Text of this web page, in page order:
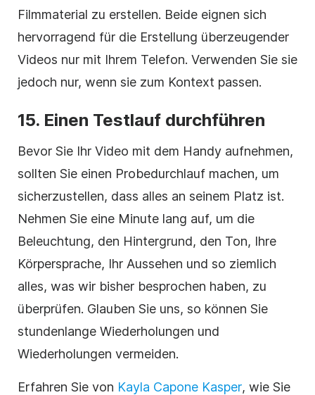
Filmmaterial zu erstellen. Beide eignen sich
hervorragend für die Erstellung überzeugender
Videos nur mit Ihrem Telefon. Verwenden Sie sie
jedoch nur, wenn sie zum Kontext passen.
15. Einen Testlauf durchführen
Bevor Sie Ihr Video mit dem Handy aufnehmen,
sollten Sie einen Probedurchlauf machen, um
sicherzustellen, dass alles an seinem Platz ist.
Nehmen Sie eine Minute lang auf, um die
Beleuchtung, den Hintergrund, den Ton, Ihre
Körpersprache, Ihr Aussehen und so ziemlich
alles, was wir bisher besprochen haben, zu
überprüfen. Glauben Sie uns, so können Sie
stundenlange Wiederholungen und
Wiederholungen vermeiden.
Erfahren Sie von Kayla Capone Kasper, wie Sie